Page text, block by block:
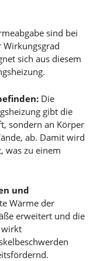
sind bei
Wirkungsgrad
sich aus diesem
Die
gibt die
sondern an Körper
ab. Damit wird
was zu einem
und
Wärme der
erweitert und die
wirkt